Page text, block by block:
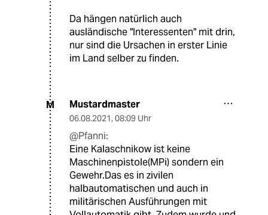
Da hängen natürlich auch
ausländische "Interessenten" mit drin,
nur sind die Ursachen in erster Linie
im Land selber zu finden.
M Mustardmaster
06.08.2021, 08:09 Uhr
@Pfanni:
Eine Kalaschnikow ist keine
Maschinenpistole(MPi) sondern ein
Gewehr.Das es in zivilen
halbautomatischen und auch in
militärischen Ausführungen mit